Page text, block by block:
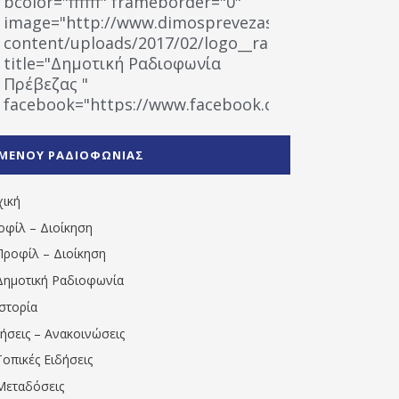
image="http://www.dimosprevezas.gr/wp-
content/uploads/2017/02/logo__radiofonias.jpg"
title="Δημοτική Ραδιοφωνία
Πρέβεζας "
facebook="https://www.facebook.com/
1531194763766854/" artist="" ]
ΡΑΔΙΟΦΩΝΙΑΣ
– Διοίκηση
– Διοίκηση
Ραδιοφωνία
– Ανακοινώσεις
Ειδήσεις